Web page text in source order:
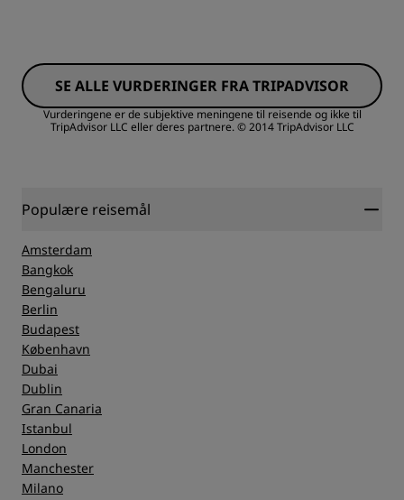
SE ALLE VURDERINGER FRA TRIPADVISOR
Vurderingene er de subjektive meningene til reisende og ikke til
TripAdvisor LLC eller deres partnere. © 2014 TripAdvisor LLC
Populære reisemål
Amsterdam
Bangkok
Bengaluru
Berlin
Budapest
København
Dubai
Dublin
Gran Canaria
Istanbul
London
Manchester
Milano